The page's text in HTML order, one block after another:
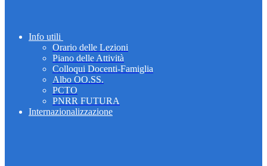
Info utili
Orario delle Lezioni
Piano delle Attività
Colloqui Docenti-Famiglia
Albo OO.SS.
PCTO
PNRR FUTURA
Internazionalizzazione